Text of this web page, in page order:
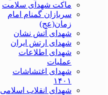
ماکت شهدای سلامت
سربازان گمنام امام
زمان(عج)
شهدای آتش نشان
شهدای ارتش ایران
شهدای اطلاعات
عملیات
شهدای اغتشاشات
۱۴۰۱
شهدای انقلاب اسلامی